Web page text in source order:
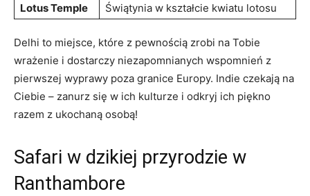
Lotus Temple
Świątynia w kształcie ⁢kwiatu lotosu
Delhi to miejsce, które z pewnością zrobi na Tobie
wrażenie i dostarczy niezapomnianych wspomnień z
pierwszej ​wyprawy poza ⁣granice Europy. Indie czekają na
Ciebie – zanurz się w ich kulturze i odkryj ich​ piękno​
razem z ukochaną osobą!
Safari w dzikiej ‌przyrodzie w
Ranthambore